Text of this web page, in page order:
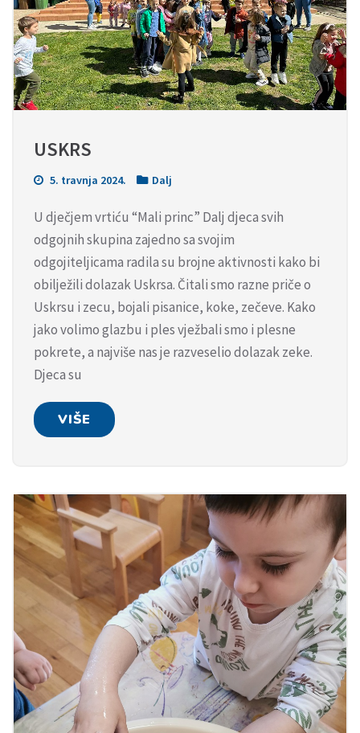
USKRS
5. travnja 2024. Dalj
U dječjem vrtiću “Mali princ” Dalj djeca svih
odgojnih skupina zajedno sa svojim
odgojiteljicama radila su brojne aktivnosti kako bi
obilježili dolazak Uskrsa. Čitali smo razne priče o
Uskrsu i zecu, bojali pisanice, koke, zečeve. Kako
jako volimo glazbu i ples vježbali smo i plesne
pokrete, a najviše nas je razveselio dolazak zeke.
Djeca su
VIŠE